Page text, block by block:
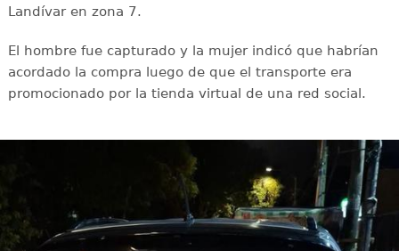
Landívar en zona 7.
El hombre fue capturado y la mujer indicó que habrían
acordado la compra luego de que el transporte era
promocionado por la tienda virtual de una red social.